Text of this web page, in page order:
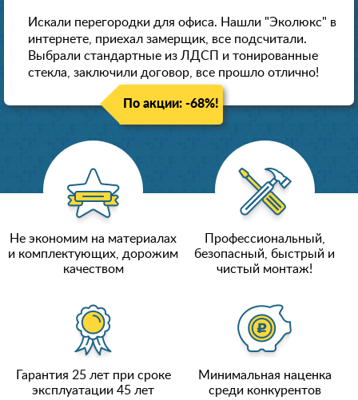
Искали перегородки для офиса. Нашли "Эколюкс" в
интернете, приехал замерщик, все подсчитали.
Выбрали стандартные из ЛДСП и тонированные
стекла, заключили договор, все прошло отлично!
По акции: -68%!
Не экономим на материалах
и комплектующих, дорожим
качеством
Профессиональный,
безопасный, быстрый и
чистый монтаж!
Гарантия 25 лет при сроке
эксплуатации 45 лет
Минимальная наценка
среди конкурентов